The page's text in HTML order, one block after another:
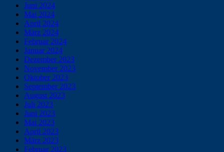
Juni 2024
Mai 2024
April 2024
März 2024
Februar 2024
Januar 2024
Dezember 2023
November 2023
Oktober 2023
September 2023
August 2023
Juli 2023
Juni 2023
Mai 2023
April 2023
März 2023
Februar 2023